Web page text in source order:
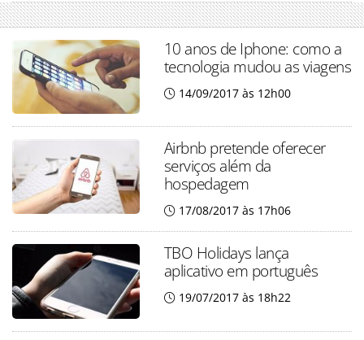
10 anos de Iphone: como a
tecnologia mudou as viagens
14/09/2017 às 12h00
Airbnb pretende oferecer
serviços além da
hospedagem
17/08/2017 às 17h06
TBO Holidays lança
aplicativo em português
19/07/2017 às 18h22